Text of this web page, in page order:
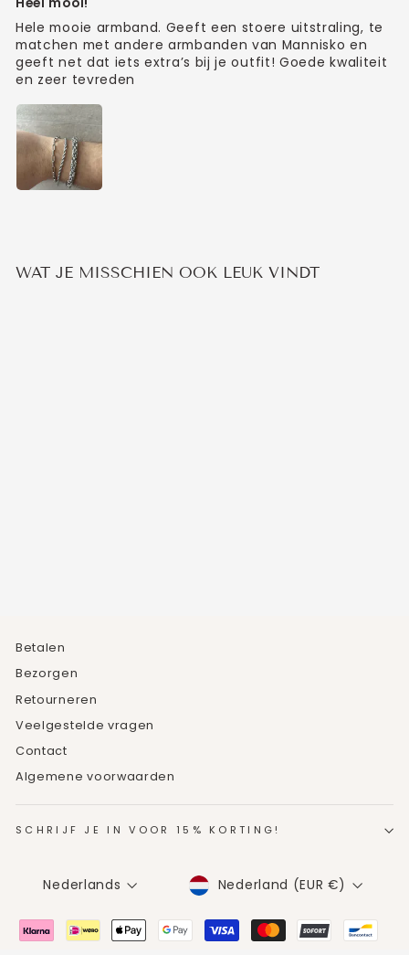
Hele mooie armband. Geeft een stoere uitstraling, te
matchen met andere armbanden van Mannisko en
geeft net dat iets extra’s bij je outfit! Goede kwaliteit
en zeer tevreden
WAT JE MISSCHIEN OOK LEUK VINDT
Betalen
Bezorgen
Retourneren
Veelgestelde vragen
Contact
Algemene voorwaarden
SCHRIJF JE IN VOOR 15% KORTING!
TAAL
Nederlands MUNTEENHEID
Nederland (EUR €)